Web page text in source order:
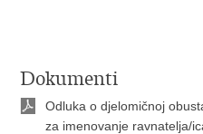
Dokumenti
Odluka o djelomičnoj
za imenovanje ravnatelja/